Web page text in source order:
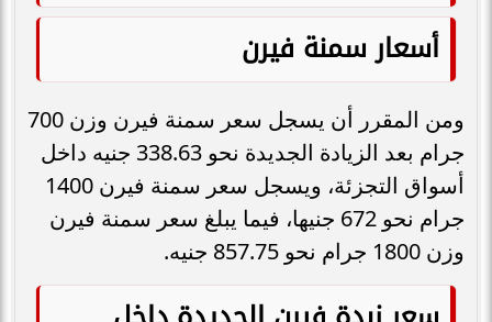
أسعار سمنة فيرن
ومن المقرر أن يسجل سعر سمنة فيرن وزن 700
جرام بعد الزيادة الجديدة نحو 338.63 جنيه داخل
أسواق التجزئة، ويسجل سعر سمنة فيرن 1400
جرام نحو 672 جنيها، فيما يبلغ سعر سمنة فيرن
وزن 1800 جرام نحو 857.75 جنيه.